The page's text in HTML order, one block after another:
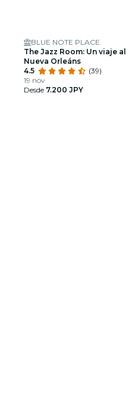
BLUE NOTE PLACE
The Jazz Room: Un viaje al
Nueva Orleáns
4.5
(39)
19 nov
Desde 7.200 JPY